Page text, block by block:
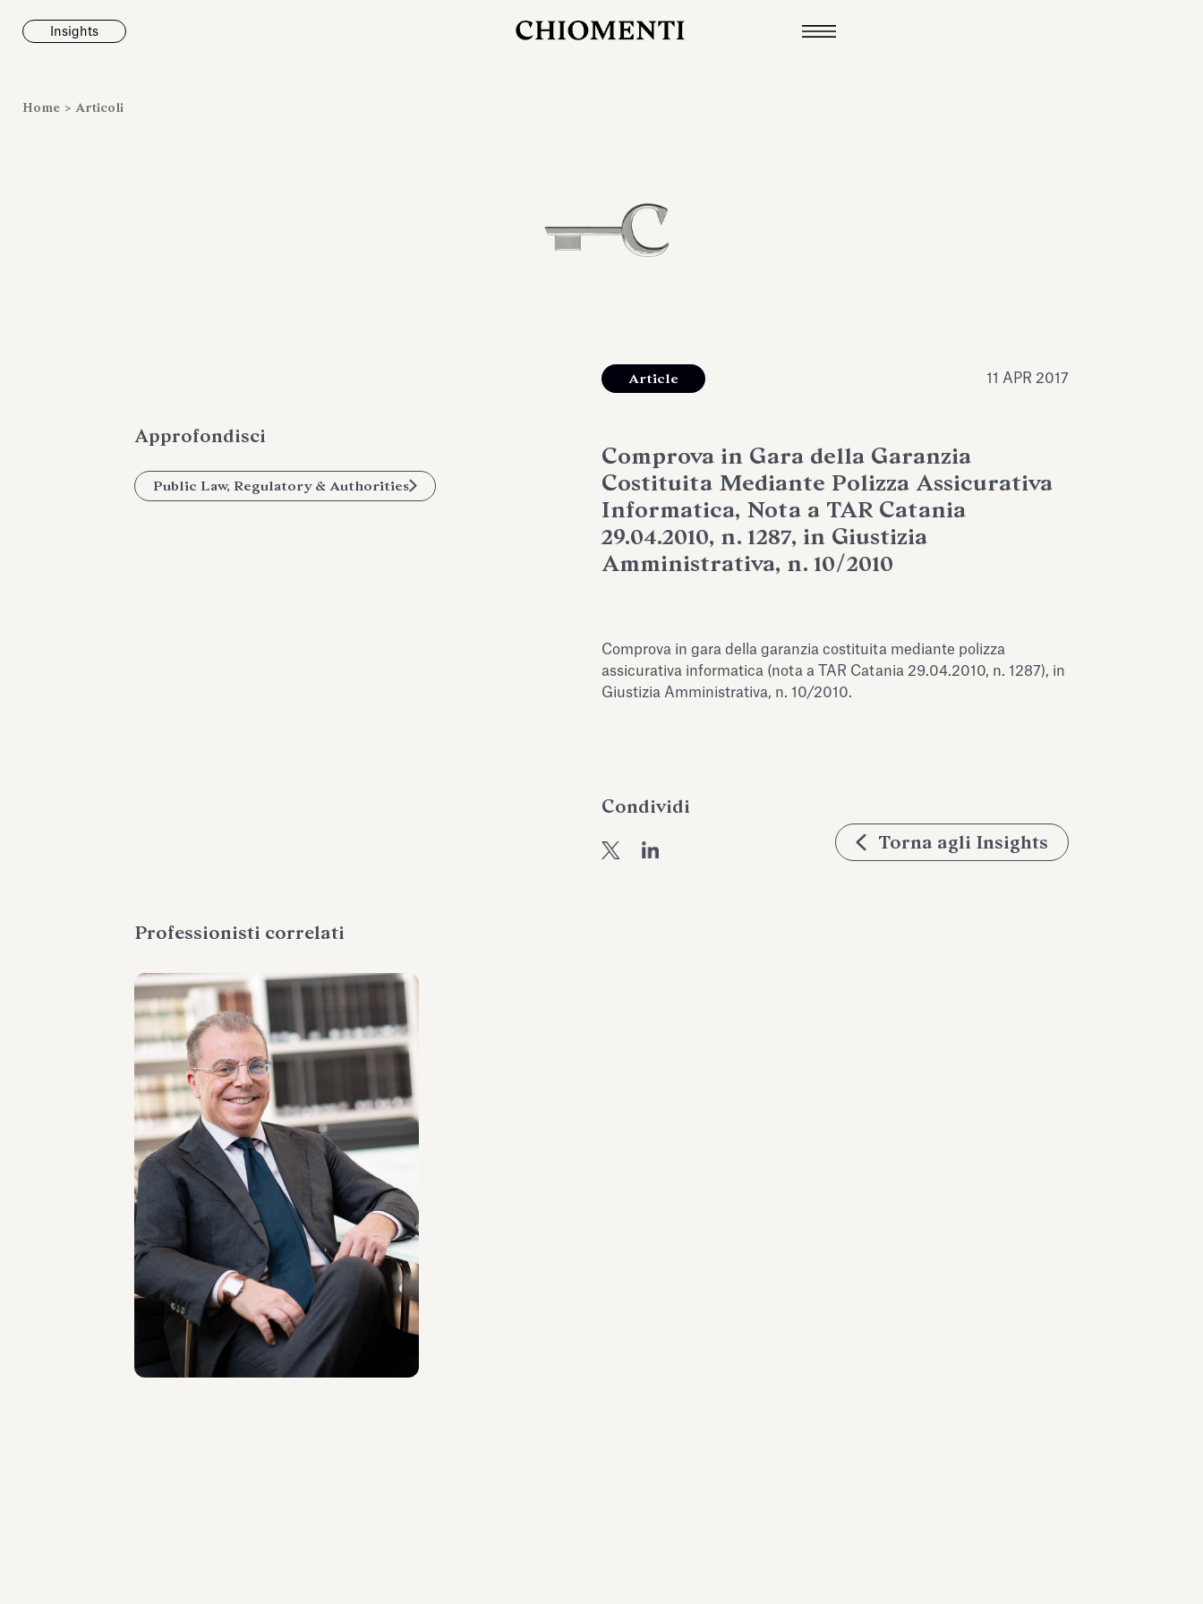
Insights
Home > Articoli
Approfondisci
Public Law, Regulatory & Authorities
Article 11 APR 2017
Comprova in Gara della Garanzia
Costituita Mediante Polizza Assicurativa
Informatica, Nota a TAR Catania
29.04.2010, n. 1287, in Giustizia
Amministrativa, n. 10/2010
Comprova in gara della garanzia costituita mediante polizza
assicurativa informatica (nota a TAR Catania 29.04.2010, n. 1287), in
Giustizia Amministrativa, n. 10/2010.
Condividi
Torna agli Insights
Professionisti correlati
PARTNER
Filippo Brunetti
Milano
Scopri il professionista